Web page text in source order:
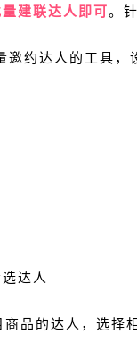
建联达人即可 。
邀约达人的工具，
达人
商品的达人，选择